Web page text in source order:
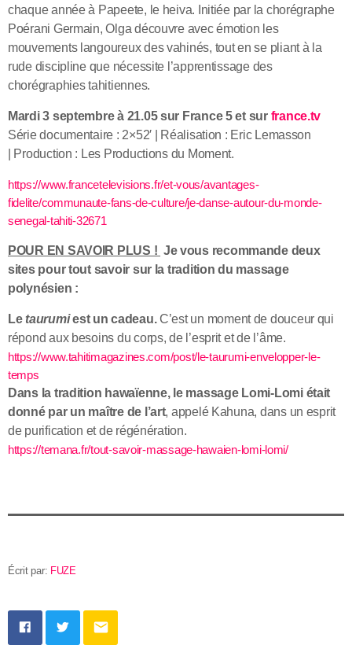
chaque année à Papeete, le heiva. Initiée par la chorégraphe
Poérani Germain, Olga découvre avec émotion les
mouvements langoureux des vahinés, tout en se pliant à la
rude discipline que nécessite l’apprentissage des
chorégraphies tahitiennes.
Mardi3 septembre à 21.05 sur France 5 et sur france.tv
Série documentaire : 2×52′ | Réalisation : Eric Lemasson
| Production : Les Productions du Moment.
https://www.francetelevisions.fr/et-vous/avantages-
fidelite/communaute-fans-de-culture/je-danse-autour-du-monde-
senegal-tahiti-32671
POUR EN SAVOIR PLUS ! Je vous recommande deux
sites pour tout savoir sur la tradition du massage
polynésien :
Le taurumiest un cadeau.C’est un moment de douceur qui
répond aux besoins du corps, de l’esprit et de l’âme.
https://www.tahitimagazines.com/post/le-taurumi-envelopper-le-
temps
Dans la tradition hawaïenne, le massage Lomi-Lomi était
donné par un maître de l’art, appelé Kahuna, dans un esprit
de purification et de régénération.
https://temana.fr/tout-savoir-massage-hawaien-lomi-lomi/
Écrit par: FUZE
email